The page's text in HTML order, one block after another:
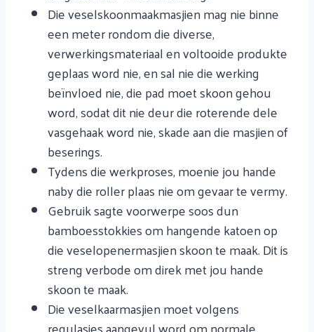
Die veselskoonmaakmasjien mag nie binne
een meter rondom die diverse,
verwerkingsmateriaal en voltooide produkte
geplaas word nie, en sal nie die werking
beïnvloed nie, die pad moet skoon gehou
word, sodat dit nie deur die roterende dele
vasgehaak word nie, skade aan die masjien of
beserings.
Tydens die werkproses, moenie jou hande
naby die roller plaas nie om gevaar te vermy.
Gebruik sagte voorwerpe soos dun
bamboesstokkies om hangende katoen op
die veselopenermasjien skoon te maak. Dit is
streng verbode om direk met jou hande
skoon te maak.
Die veselkaarmasjien moet volgens